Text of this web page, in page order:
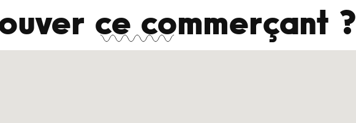
ce commerçant ?